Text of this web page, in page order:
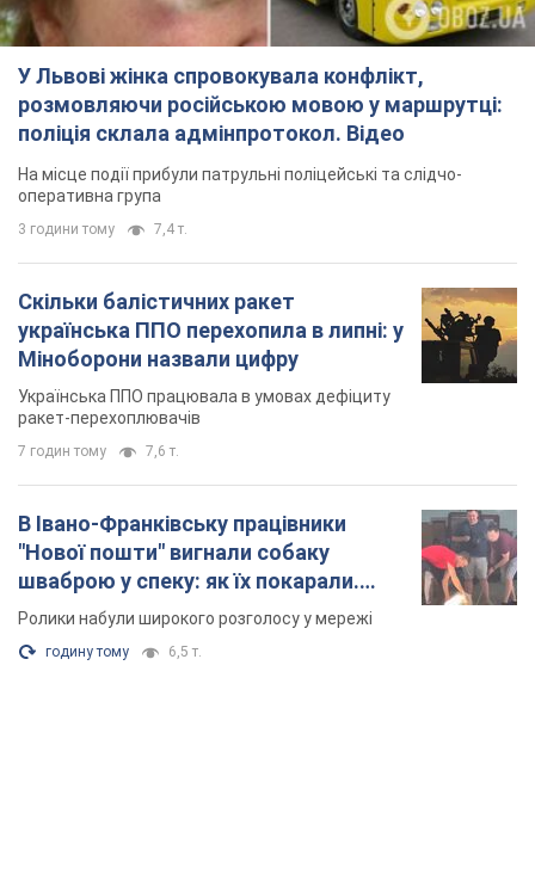
У Львові жінка спровокувала конфлікт,
розмовляючи російською мовою у маршрутці:
поліція склала адмінпротокол. Відео
На місце події прибули патрульні поліцейські та слідчо-
оперативна група
3 години тому 7,4 т.
Скільки балістичних ракет
українська ППО перехопила в липні: у
Міноборони назвали цифру
Українська ППО працювала в умовах дефіциту
ракет-перехоплювачів
7 годин тому 7,6 т.
В Івано-Франківську працівники
"Нової пошти" вигнали собаку
шваброю у спеку: як їх покарали.
Відео
Ролики набули широкого розголосу у мережі
годину тому 6,5 т.